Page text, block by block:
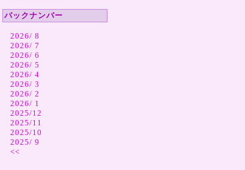
バックナンバー
2026/ 8
2026/ 7
2026/ 6
2026/ 5
2026/ 4
2026/ 3
2026/ 2
2026/ 1
2025/12
2025/11
2025/10
2025/ 9
<<